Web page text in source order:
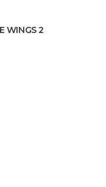
WINGS 2